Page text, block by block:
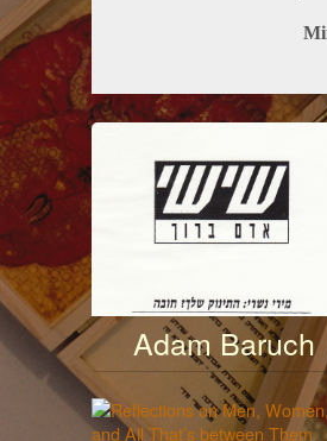
Adam Baruch